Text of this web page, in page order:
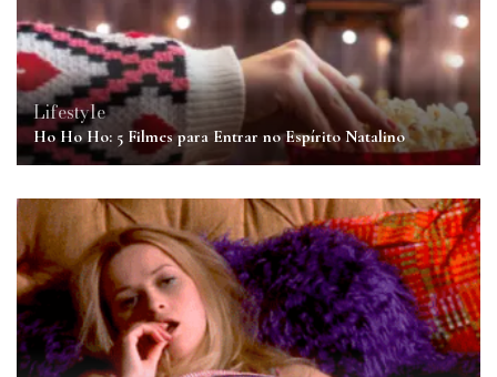
Lifestyle
Ho Ho Ho: 5 Filmes para Entrar no Espírito Natalino